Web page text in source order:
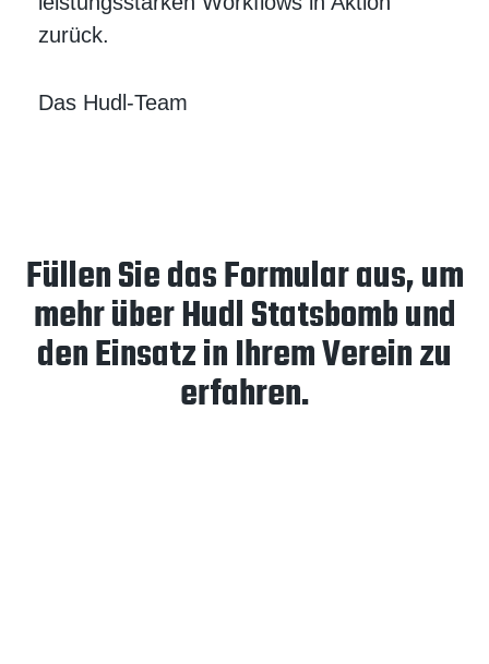
zurück.
Das Hudl-Team
Füllen Sie das Formular aus, um
mehr über Hudl Statsbomb und
den Einsatz in Ihrem Verein zu
erfahren.